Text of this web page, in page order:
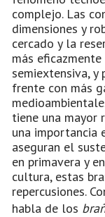
complejo. Las
dimensiones y
cercado y la
más
semiextensiva, y
frente con más
tiene una mayor
una importancia
aseguran el
en primavera y
cultura, estas
repercusiones.
habla de los